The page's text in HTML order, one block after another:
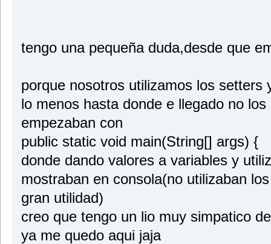
tengo una pequeña duda,desde que
porque nosotros utilizamos los
lo menos hasta donde e llegado no
empezaban con
public static void main(String[] args) {
donde dando valores a variables y
mostraban en consola(no utilizaban
gran utilidad)
creo que tengo un lio muy simpatico
ya me quedo aqui jaja